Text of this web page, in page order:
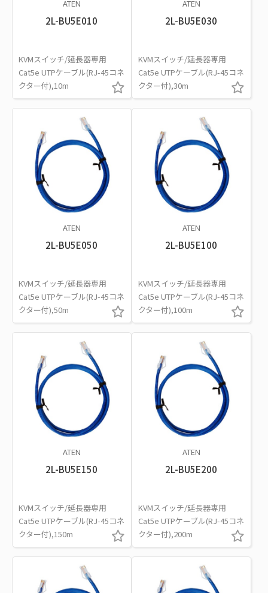
ATEN
2L-BU5E010
KVMスイッチ/延長器専用
Cat5e UTPケーブル(RJ-45コネ
クター付),10m
ATEN
2L-BU5E030
KVMスイッチ/延長器専用
Cat5e UTPケーブル(RJ-45コネ
クター付),30m
ATEN
2L-BU5E050
KVMスイッチ/延長器専用
Cat5e UTPケーブル(RJ-45コネ
クター付),50m
ATEN
2L-BU5E100
KVMスイッチ/延長器専用
Cat5e UTPケーブル(RJ-45コネ
クター付),100m
ATEN
2L-BU5E150
KVMスイッチ/延長器専用
Cat5e UTPケーブル(RJ-45コネ
クター付),150m
ATEN
2L-BU5E200
KVMスイッチ/延長器専用
Cat5e UTPケーブル(RJ-45コネ
クター付),200m